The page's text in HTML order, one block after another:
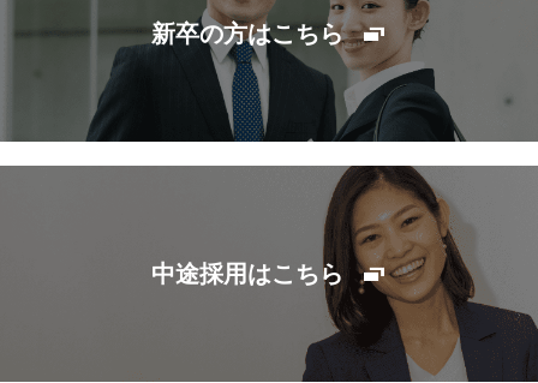
新卒の方はこちら
中途採用はこちら